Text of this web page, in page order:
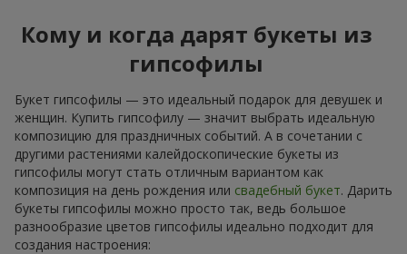
Кому и когда дарят букеты из
гипсофилы
Букет гипсофилы — это идеальный подарок для девушек и
женщин. Купить гипсофилу — значит выбрать идеальную
композицию для праздничных событий. А в сочетании с
другими растениями калейдоскопические букеты из
гипсофилы могут стать отличным вариантом как
композиция на день рождения или свадебный букет. Дарить
букеты гипсофилы можно просто так, ведь большое
разнообразие цветов гипсофилы идеально подходит для
создания настроения: